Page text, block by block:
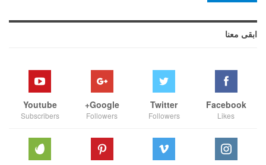
ابقى معنا
Facebook
Likes
Twitter
Followers
Google+
Followers
Youtube
Subscribers